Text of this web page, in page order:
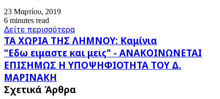
23 Μαρτίου, 2019
6 minutes read
Δείτε περισσότερα
ΤΑ
ΧΩΡΙΑ
ΤΗΣ
ΛΗΜΝΟΥ:
Καμίνια
ΤΑ ΧΩΡΙΑ ΤΗΣ ΛΗΜΝΟΥ: Καμίνια
"Εδω
ειμαστε
και
μεις"
-
"Εδω ειμαστε και μεις" - ΑΝΑΚΟΙΝΩΝΕΤΑΙ
ΕΠΙΣΗΜΩΣ Η ΥΠΟΨΗΦΙΟΤΗΤΑ ΤΟΥ Δ.
ΜΑΡΙΝΑΚΗ
Σχετικά Άρθρα